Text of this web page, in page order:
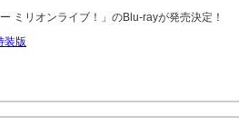
ミリオンライブ！」のBlu-rayが発売決定！
装版